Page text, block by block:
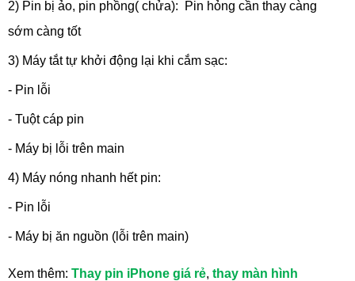
2) Pin bị ảo, pin phồng( chửa): Pin hỏng cần thay càng
sớm càng tốt
3) Máy tắt tự khởi động lại khi cắm sạc:
- Pin lỗi
- Tuột cáp pin
- Máy bị lỗi trên main
4) Máy nóng nhanh hết pin:
- Pin lỗi
- Máy bị ăn nguồn (lỗi trên main)
Xem thêm: Thay pin iPhone giá rẻ, thay màn hình